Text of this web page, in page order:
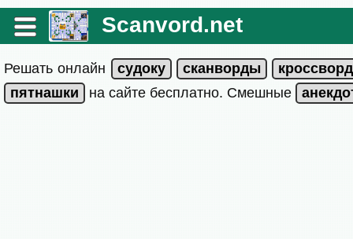
Scanvord.net
Решать онлайн
на сайте бесплатно. Смешные